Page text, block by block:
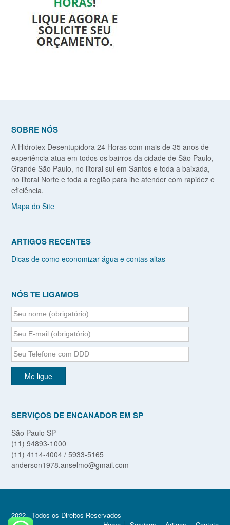
SOBRE NÓS
A Hidrotex Desentupidora 24 Horas com mais de 35 anos de
experiência atua em todos os bairros da cidade de São Paulo,
Grande São Paulo, no litoral sul em Santos e toda a baixada,
no litoral Norte e toda a região para lhe atender com rapidez e
eficiência.
Mapa do Site
ARTIGOS RECENTES
Dicas de como economizar água e contas altas
NÓS TE LIGAMOS
SERVIÇOS DE ENCANADOR EM SP
São Paulo SP
(11) 94893-1000
(11) 4114-4004 / 5933-5165
anderson1978.anselmo@gmail.com
2022 - Todos os Direitos Reservados